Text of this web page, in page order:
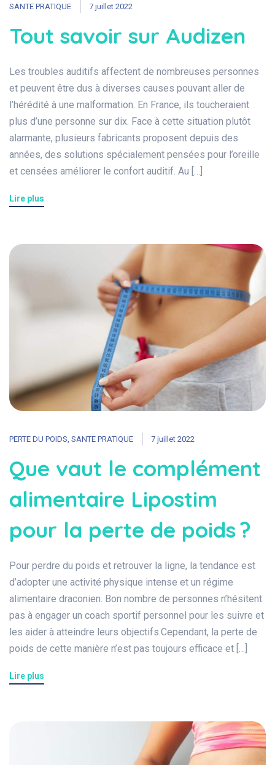
SANTE PRATIQUE 7 juillet 2022
Tout savoir sur Audizen
Les troubles auditifs affectent de nombreuses personnes
et peuvent être dus à diverses causes pouvant aller de
l’hérédité à une malformation. En France, ils toucheraient
plus d’une personne sur dix. Face à cette situation plutôt
alarmante, plusieurs fabricants proposent depuis des
années, des solutions spécialement pensées pour l’oreille
et censées améliorer le confort auditif. Au […]
Lire plus
PERTE DU POIDS SANTE PRATIQUE 7 juillet 2022
Que vaut le complément
alimentaire Lipostim
pour la perte de poids ?
Pour perdre du poids et retrouver la ligne, la tendance est
d’adopter une activité physique intense et un régime
alimentaire draconien. Bon nombre de personnes n’hésitent
pas à engager un coach sportif personnel pour les suivre et
les aider à atteindre leurs objectifs.Cependant, la perte de
poids de cette manière n’est pas toujours efficace et […]
Lire plus